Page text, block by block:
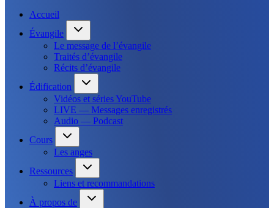
Accueil
Évangile
Le message de l’évangile
Traités d’évangile
Récits d’évangile
Édification
Vidéos et séries YouTube
LIVE — Messages enregistrés
Audio — Podcast
Cours
Les anges
Ressources
Liens et recommandations
À propos de